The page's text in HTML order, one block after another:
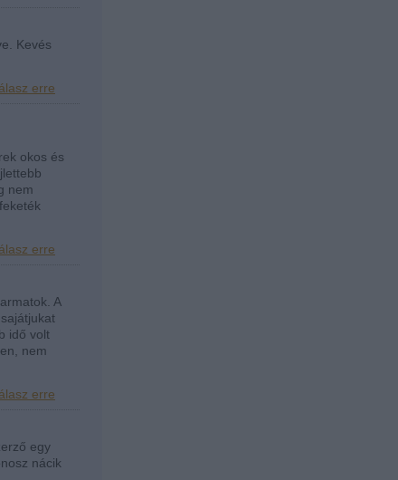
Kevés
erre
okos és
nem
erre
A
idő volt
nem
erre
egy
nácik